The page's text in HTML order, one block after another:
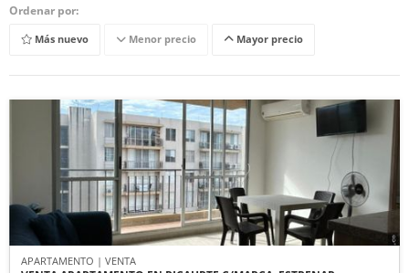
Ordenar por:
Más nuevo Menor precio Mayor precio
APARTAMENTO | VENTA